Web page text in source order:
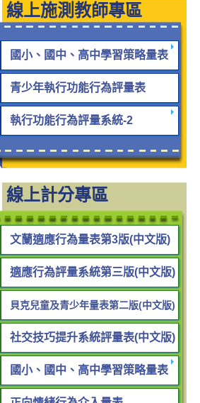
線上施測教師專區
國小、國中、高中學習策略量表
青少年執行功能行為評量表
執行功能行為評量系統-2
線上計分專區
文蘭適應行為量表第3版(中文版)
適應行為評量系統第三版(中文版)
貝克兒童及青少年量表第二版(中文版)
社交技巧提升系統評量表(中文版)
國小、國中、高中學習策略量表